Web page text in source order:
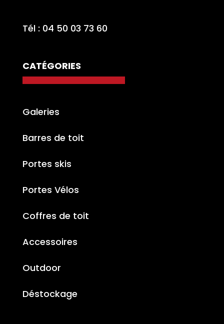
Tél : 04 50 03 73 60
CATÉGORIES
Galeries
Barres de toit
Portes skis
Portes Vélos
Coffres de toit
Accessoires
Outdoor
Déstockage